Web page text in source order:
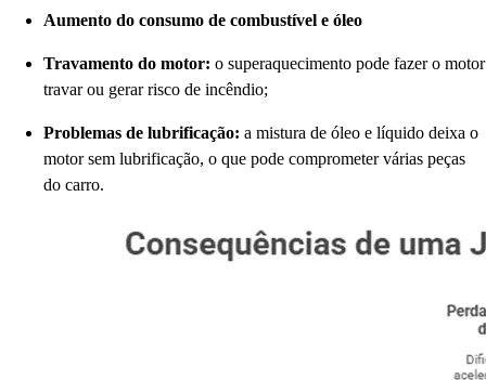
Aumento do consumo de combustível e óleo
Travamento do motor: o superaquecimento pode fazer o motor
travar ou gerar risco de incêndio;
Problemas de lubrificação: a mistura de óleo e líquido deixa o
motor sem lubrificação, o que pode comprometer várias peças
do carro.